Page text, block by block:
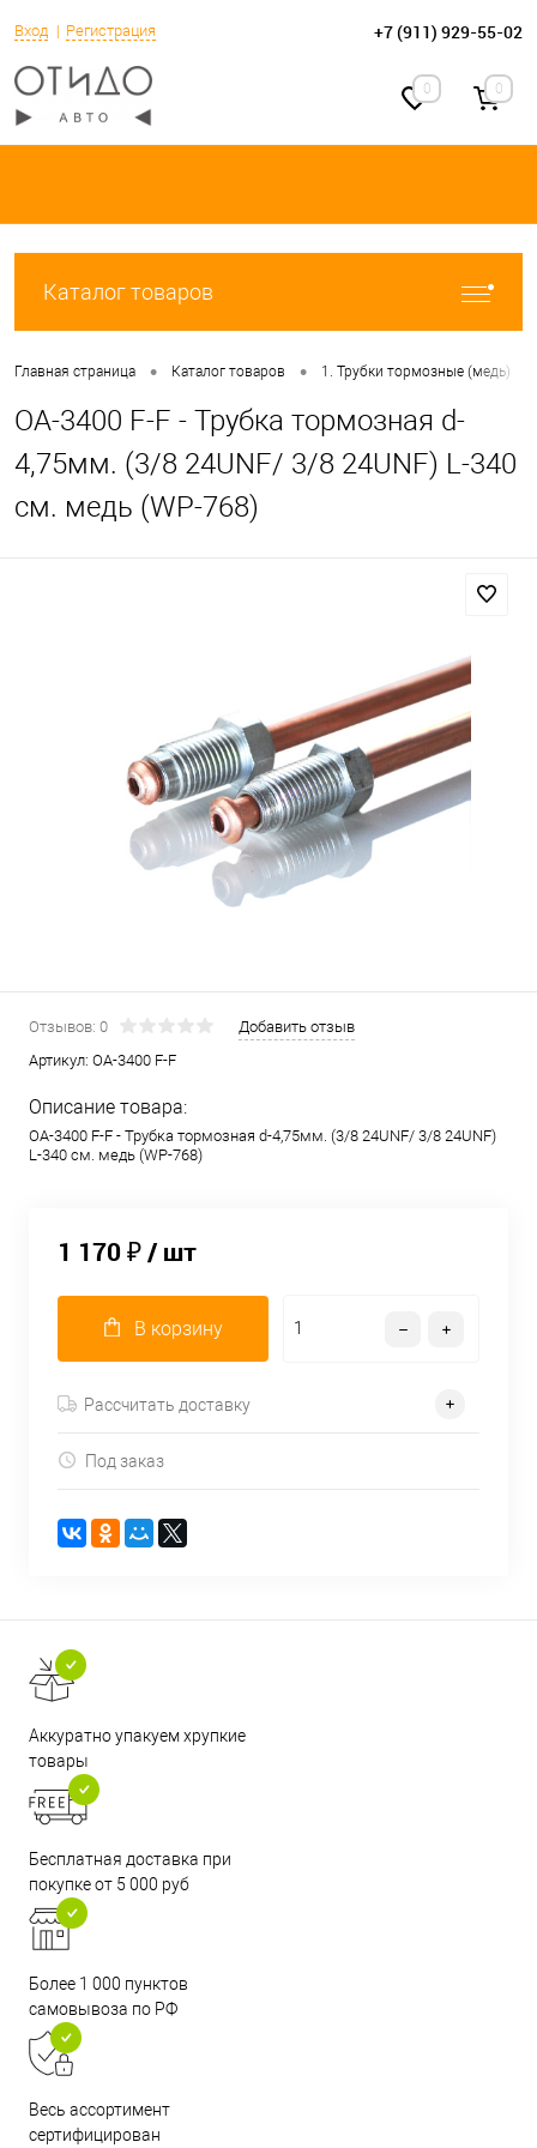
Вход Регистрация +7 (911) 929-55-02
0 0
Каталог товаров
Главная страница • Каталог товаров • 1. Трубки тормозные (медь)
OA-3400 F-F - Трубка тормозная d-
4,75мм. (3/8 24UNF/ 3/8 24UNF) L-340
см. медь (WP-768)
Отзывов: 0
Добавить отзыв
Артикул: OA-3400 F-F
Описание товара:
OA-3400 F-F - Трубка тормозная d-4,75мм. (3/8 24UNF/ 3/8 24UNF)
L-340 см. медь (WP-768)
1 170 ₽/ шт
В корзину
Рассчитать доставку
Под заказ
Аккуратно упакуем хрупкие
товары
Бесплатная доставка при
покупке от 5 000 руб
Более 1 000 пунктов
самовывоза по РФ
Весь ассортимент
сертифицирован